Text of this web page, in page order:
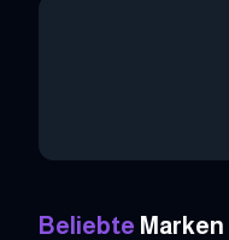
Beliebte Marken